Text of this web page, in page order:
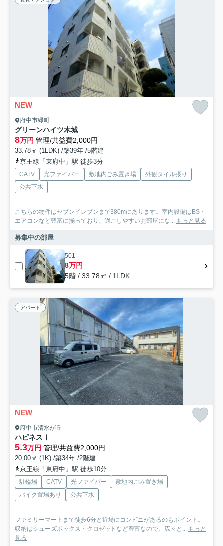
NEW
府中市緑町
グリーンハイツ木城
8万円 管理/共益費2,000円
33.78㎡ (1LDK) /築39年 /5階建
京王線「東府中」駅 徒歩3分
CATV 光ファイバー 敷地内ごみ置き場
外観タイル張り
公共下水
こちらの物件はセブンイレブンまで380mにあります。室内設備はBS・
エアコンなど豊富に揃っており、過ごしやすいお部屋にな... もっと見る
募集中の部屋
501
8万円
5階 / 33.78㎡ / 1LDK
アパート
NEW
府中市清水が丘
ハピネスⅠ
5.3万円 管理/共益費2,000円
20.00㎡ (1K) /築34年 /2階建
京王線「東府中」駅 徒歩10分
駐輪場 CATV 光ファイバー
敷地内ごみ置き場
バイク置場あり
公共下水
ファミリーマートまで徒歩6分と近場にコンビニがあるのもポイント。
収納はシューズボックス・クロゼットなど豊富なので、広々と... もっと
見る